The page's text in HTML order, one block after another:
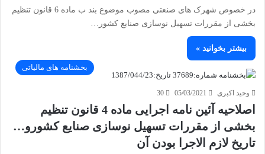
در خصوص شهرک های صنعتی مصوب موضوع بند ب ماده 6 قانون تنظیم
بخشی از مقررات تسهیل نوسازی صنایع کشور…
بیشتر بخوانید »
بخشنامه های مالیاتی
وحید اکبری 05/03/2021
30
اصلاحیه آئین نامه اجرایی ماده 4 قانون تنظیم
بخشی از مقررات تسهیل نوسازی صنایع کشورو…
تاریخ لازم الاجرا بودن آن